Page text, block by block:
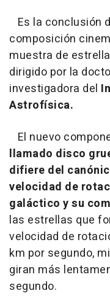
Es la conclusión
composición
muestra de
dirigido por la
investigadora del
Astrofísica.
El nuevo
llamado disco
difiere del
velocidad de
galáctico y su
las estrellas que
velocidad de
km por segundo,
giran más
segundo.